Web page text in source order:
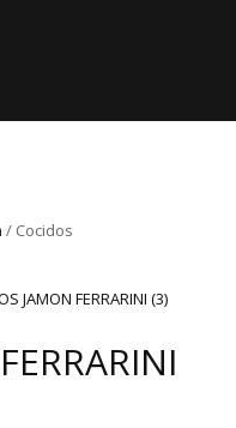
/ Cocidos